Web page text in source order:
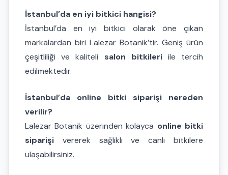
İstanbul’da en iyi bitkici hangisi?
İstanbul’da en iyi bitkici olarak öne çıkan
markalardan biri Lalezar Botanik’tir. Geniş ürün
çeşitliliği ve kaliteli salon bitkileriile tercih
edilmektedir.
İstanbul’da online bitki siparişi nereden
verilir?
Lalezar Botanik üzerinden kolayca online bitki
siparişi vererek sağlıklı ve canlı bitkilere
ulaşabilirsiniz.